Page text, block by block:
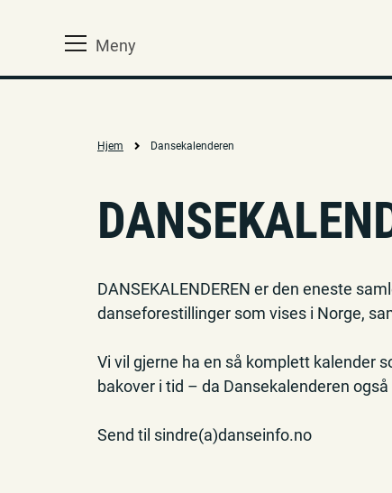
Meny
Hjem Dansekalenderen
DANSEKALENDEREN er den eneste
danseforestillinger som vises i Norge,
Vi vil gjerne ha en så komplett kalender
bakover i tid – da Dansekalenderen
Send til sindre(a)danseinfo.no